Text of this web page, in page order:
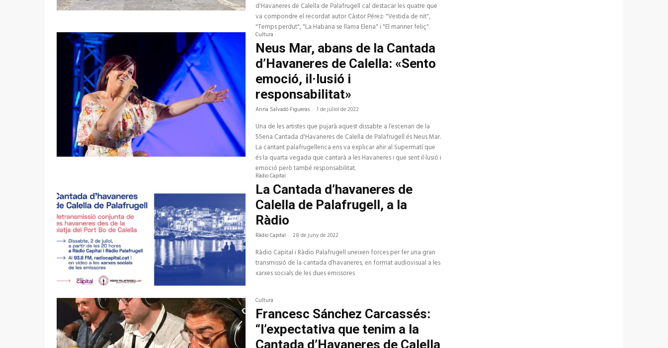
d'Havaneres de Calella de Palafrugell cal destacar les quatre que
va compondre el recordat autor Càstor Pérez: "Vestida de nit",
"Temps perdut", "La Habana se llama Elena" i "El mariner feliç".
Cultura
Neus Mar, abans de la Cantada
d’Havaneres de Calella: «Sento
emoció, il·lusió i
responsabilitat»
Anna Salvadó Figueras - 1 de juliol de 2022
Una de les artistes que pujarà aquest dissabte a l’escenari de la
55ena Cantada d'Havaneres de Calella de Palafrugell és Neus Mar.
La cantant palafrugellenca ens va explicar ahir al Supermatí que
és la quarta vegada que cantarà a les Havaneres i que sent il·lusió i
emoció però també responsabilitat.
Ràdio Capital
La Cantada d’havaneres de
Calella de Palafrugell, a la
Ràdio
Ràdio Capital - 28 de juny de 2022
Ràdio Capital i Ràdio Palafrugell uneixen forces per fer una gran
transmissió de la cantada d’havaneres, en format audiovisual a les
xarxes socials de les dues emissores
Cultura
Francesc Sánchez Carcassés:
“l’expectativa que tenim a la
Cantada d’Havaneres de Calella